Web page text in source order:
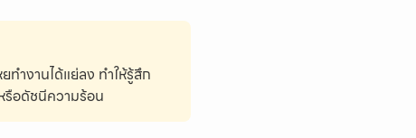
ทำงานได้แย่ลง ทำให้รู้สึก
รือดัชนีความร้อน